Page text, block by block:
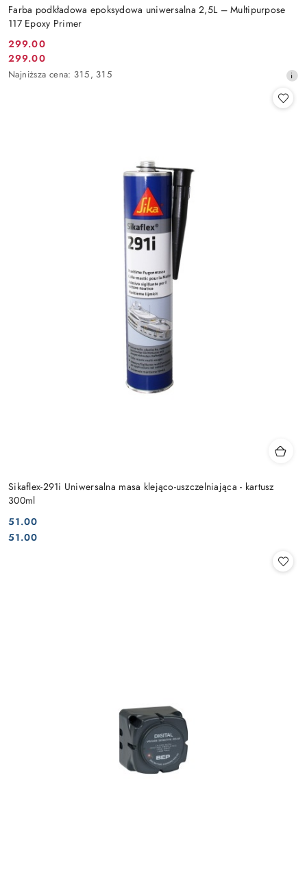
Farba podkładowa epoksydowa uniwersalna 2,5L – Multipurpose
117 Epoxy Primer
Cena
promocyjna:
299.00
Cena
promocyjna:
299.00
Najniższa
Najniższa cena: 315, 315
Sikaflex-291i Uniwersalna masa klejąco-uszczelniająca - kartusz
300ml
Cena:
51.00
Cena:
51.00